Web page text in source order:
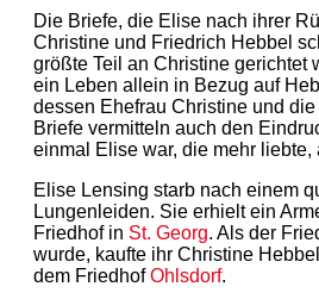
Die Briefe, die Elise nach ihrer
Christine und Friedrich Hebbel
größte Teil an Christine gerichtet
ein Leben allein in Bezug auf
dessen Ehefrau Christine und
Briefe vermitteln auch den
einmal Elise war, die mehr
Elise Lensing starb nach einem
Lungenleiden. Sie erhielt ein
Friedhof in St. Georg. Als der
wurde, kaufte ihr Christine
dem FriedhofOhlsdorf.